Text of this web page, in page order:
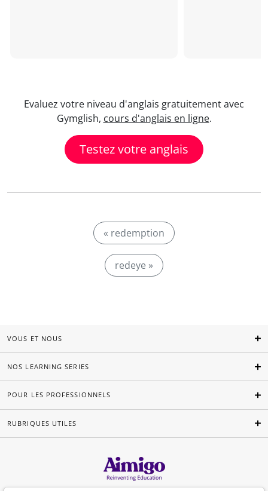
Evaluez votre niveau d'anglais gratuitement avec
Gymglish, cours d'anglais en ligne.
Testez votre anglais
« redemption
redeye »
VOUS ET NOUS
NOS LEARNING SERIES
POUR LES PROFESSIONNELS
RUBRIQUES UTILES